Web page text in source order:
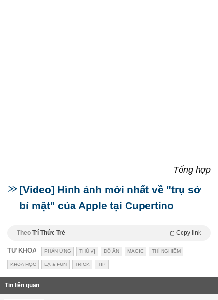
Tổng hợp
[Video] Hình ảnh mới nhất về "trụ sở
bí mật" của Apple tại Cupertino
Theo Trí Thức Trẻ Copy link
TỪ KHÓA PHẢN ỨNG THÚ VỊ ĐỒ ĂN MAGIC THÍ NGHIỆM
KHOA HỌC LẠ & FUN TRICK TIP
Tin liên quan